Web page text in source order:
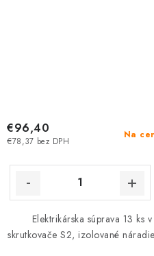
Na
€78,37 bez DPH
€96,40
Elektrikárska súprava 13 ks
skrutkovače S2, izolované